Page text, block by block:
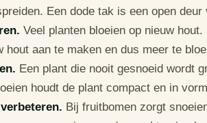
Een dode tak is een open deur
Veel planten bloeien op nieuw
hout aan te maken en dus meer te
Een plant die nooit gesnoeid wordt
houdt de plant compact en in
Bij fruitbomen zorgt